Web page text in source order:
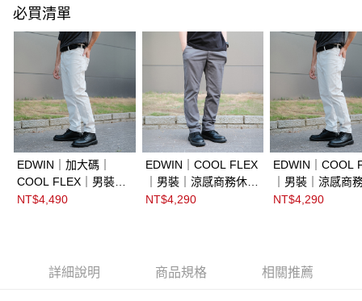
必買清單
EDWIN｜加大碼｜
COOL FLEX｜男裝｜
涼感商務修身窄管直筒
NT$4,490
EDWIN｜COOL FLEX
｜男裝｜涼感商務休閒
窄管直筒褲
NT$4,290
EDWIN｜COOL
｜男裝｜涼感商
窄管直筒褲
NT$4,290
詳細說明 商品規格 相關推薦